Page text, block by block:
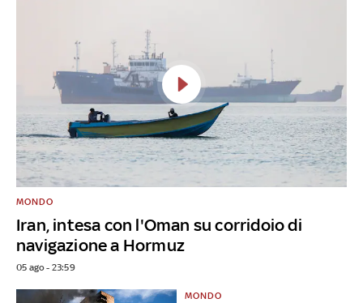
Iran, intesa con l'Oman su corridoio di
navigazione a Hormuz
MONDO
05 ago - 23:59
MONDO